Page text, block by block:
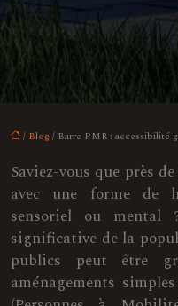
/ Blog / Barre PMR : accessibilité
Saviez-vous que près
avec une forme de
sensoriel ou mental
significative de la
publics peut être
aménagements